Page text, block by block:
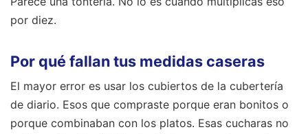
por diez.
Por qué fallan tus medidas caseras
El mayor error es usar los cubiertos de la cubertería
de diario. Esos que compraste porque eran bonitos o
porque combinaban con los platos. Esas cucharas no